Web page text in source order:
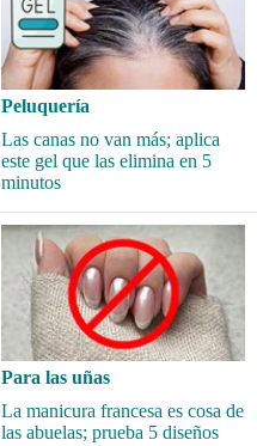
Peluquería
Las canas no van más; aplica
este gel que las elimina en 5
minutos
Para las uñas
La manicura francesa es cosa de
las abuelas; prueba 5 diseños